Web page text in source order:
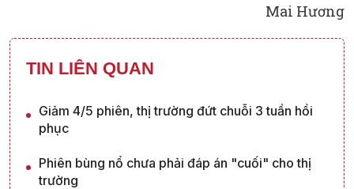
Mai Hương
TIN LIÊN QUAN
Giảm 4/5 phiên, thị trường đứt chuỗi 3 tuần hồi
phục
Phiên bùng nổ chưa phải đáp án "cuối" cho thị
trường